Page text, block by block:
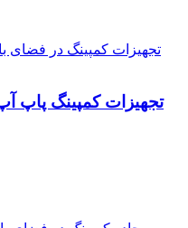
تجهیزات کمپینگ پاپ